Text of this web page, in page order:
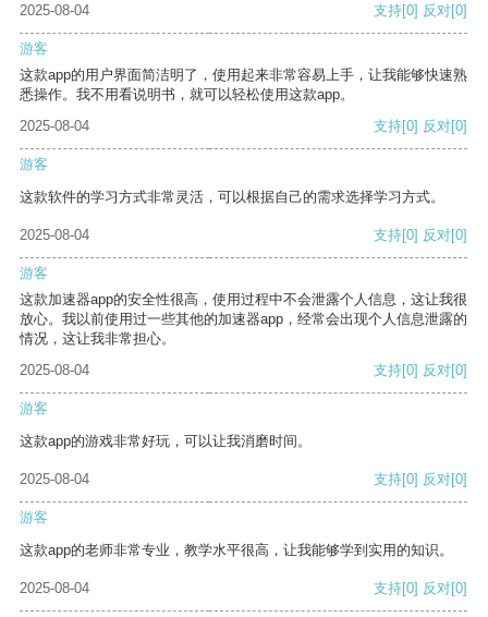
2025-08-04 支持[0] 反对[0]
游客
这款app的用户界面简洁明了，使用起来非常容易上手，让我能够快速熟
悉操作。我不用看说明书，就可以轻松使用这款app。
2025-08-04
支持[0] 反对[0]
游客
这款软件的学习方式非常灵活，可以根据自己的需求选择学习方式。
2025-08-04 支持[0] 反对[0]
游客
这款加速器app的安全性很高，使用过程中不会泄露个人信息，这让我很
放心。我以前使用过一些其他的加速器app，经常会出现个人信息泄露的
情况，这让我非常担心。
2025-08-04
支持[0] 反对[0]
游客
这款app的游戏非常好玩，可以让我消磨时间。
2025-08-04 支持[0] 反对[0]
游客
这款app的老师非常专业，教学水平很高，让我能够学到实用的知识。
2025-08-04 支持[0] 反对[0]